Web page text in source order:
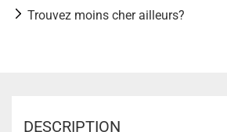
Trouvez moins cher ailleurs?
DESCRIPTION